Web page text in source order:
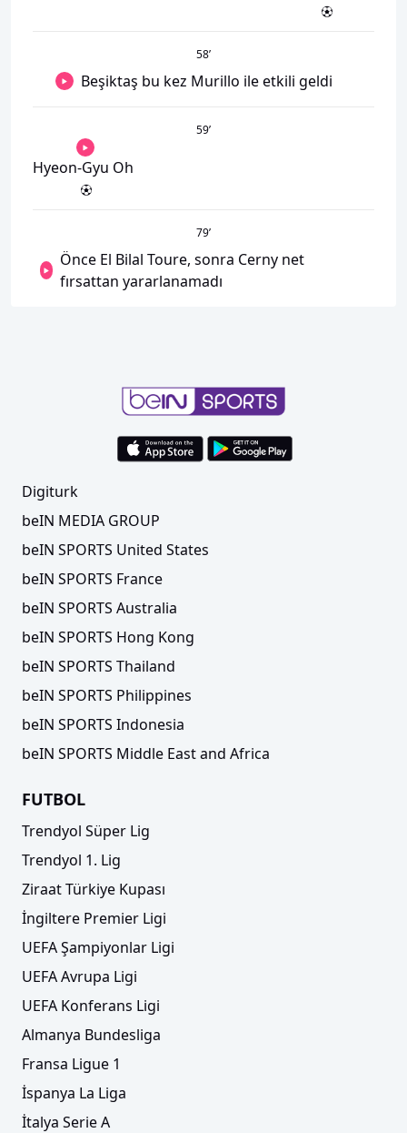
58’
Beşiktaş bu kez Murillo ile etkili geldi
59’
Hyeon-Gyu Oh
79’
Önce El Bilal Toure, sonra Cerny net
fırsattan yararlanamadı
Digiturk
beIN MEDIA GROUP
beIN SPORTS United States
beIN SPORTS France
beIN SPORTS Australia
beIN SPORTS Hong Kong
beIN SPORTS Thailand
beIN SPORTS Philippines
beIN SPORTS Indonesia
beIN SPORTS Middle East and Africa
FUTBOL
Trendyol Süper Lig
Trendyol 1. Lig
Ziraat Türkiye Kupası
İngiltere Premier Ligi
UEFA Şampiyonlar Ligi
UEFA Avrupa Ligi
UEFA Konferans Ligi
Almanya Bundesliga
Fransa Ligue 1
İspanya La Liga
İtalya Serie A